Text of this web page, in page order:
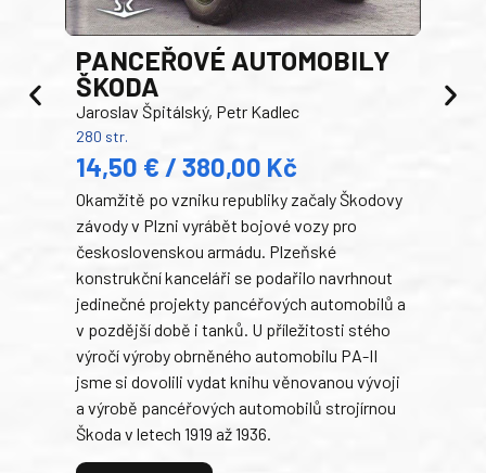
PANCEŘOVÉ AUTOMOBILY
ŠKODA
Jaroslav Špitálský, Petr Kadlec
280 str.
14,50 € / 380,00 Kč
Okamžitě po vzniku republiky začaly Škodovy
závody v Plzni vyrábět bojové vozy pro
československou armádu. Plzeňské
konstrukční kanceláři se podařilo navrhnout
jedinečné projekty pancéřových automobilů a
v pozdější době i tanků. U příležitosti stého
výročí výroby obrněného automobilu PA-II
jsme si dovolili vydat knihu věnovanou vývoji
a výrobě pancéřových automobilů strojírnou
Škoda v letech 1919 až 1936.